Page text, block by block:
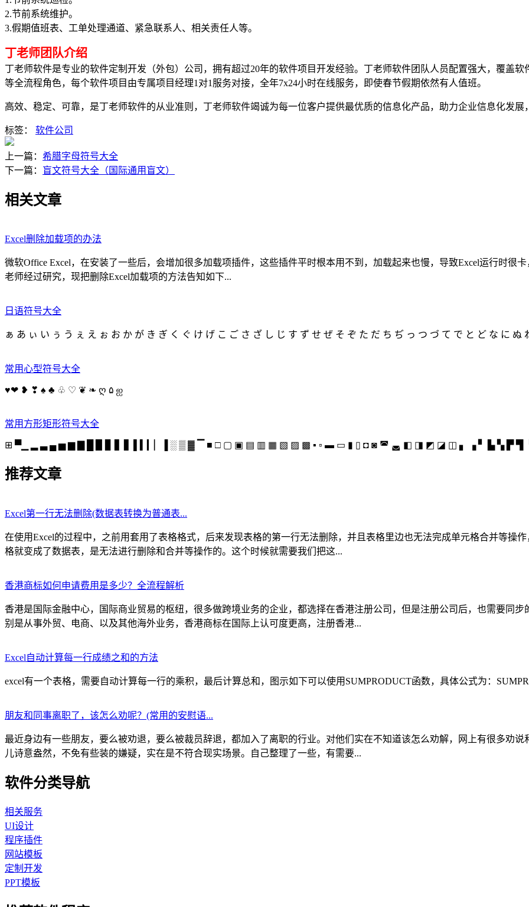
2.节前系统维护。
3.假期值班表、工单处理通道、紧急联系人、相关责任人等。
丁老师团队介绍
丁老师软件是专业的软件定制开发（外包）公司，拥有超过20年的软件项目开发经验。丁老师软件团队人员配置强大，覆盖
等全流程角色，每个软件项目由专属项目经理1对1服务对接，全年7x24小时在线服务，即使春节假期依然有人值班。
高效、稳定、可靠，是丁老师软件的从业准则，丁老师软件竭诚为每一位客户提供最优质的信息化产品，助力企业信息化发展
标签： 软件公司
上一篇： 希腊字母符号大全
下一篇： 盲文符号大全（国际通用盲文）
相关文章
Excel删除加载项的办法
微软Office Excel，在安装了一些后，会增加很多加载项插件，这些插件平时根本用不到，加载起来也慢，导致Excel运行时很
老师经过研究，现把删除Excel加载项的方法告知如下...
日语符号大全
ぁ あ ぃ い ぅ う ぇ え ぉ お か が き ぎ く ぐ け げ こ ご さ ざ し じ す ず せ ぜ そ ぞ た だ ち ぢ っ つ づ て で と ど な に ぬ
常用心型符号大全
♥❤ ❥ ❣ ♠ ♣ ♧ ♡ ❦ ❧ ღ ۵ ஐ
常用方形矩形符号大全
⊞ ▀▁ ▂ ▃ ▄ ▅ ▆ ▇ █ ▉ ▊ ▋ ▋ ▌▍▎▏▐ ░ ▒ ▓ ▔ ■ □ ▢ ▣ ▤ ▥ ▦ ▧ ▨ ▩ ▪ ▫ ▬ ▭ ▮ ▯ ◘ ◙ ◚ ◛ ◧ ◨ ◩ ◪ ◫ ▖ ▗ ▘ ▙ ▚ ▛ ▜
推荐文章
Excel第一行无法删除(数据表转换为普通表...
在使用Excel的过程中，之前用套用了表格格式，后来发现表格的第一行无法删除，并且表格里边也无法完成单元格合并等操
格就变成了数据表，是无法进行删除和合并等操作的。这个时候就需要我们把这...
香港商标如何申请费用是多少？全流程解析
香港是国际金融中心，国际商业贸易的枢纽，很多做跨境业务的企业，都选择在香港注册公司，但是注册公司后，也需要同
别是从事外贸、电商、以及其他海外业务，香港商标在国际上认可度更高，注册香港...
Excel自动计算每一行成绩之和的方法
excel有一个表格，需要自动计算每一行的乘积，最后计算总和，图示如下可以使用SUMPRODUCT函数，具体公式为：
朋友和同事离职了，该怎么劝呢？(常用的安慰语...
最近身边有一些朋友，要么被劝退，要么被裁员辞退，都加入了离职的行业。对他们实在不知道该怎么劝解，网上有很多劝
儿诗意盎然，不免有些装的嫌疑，实在是不符合现实场景。自己整理了一些，有需要...
软件分类导航
相关服务
UI设计
程序插件
网站模板
定制开发
PPT模板